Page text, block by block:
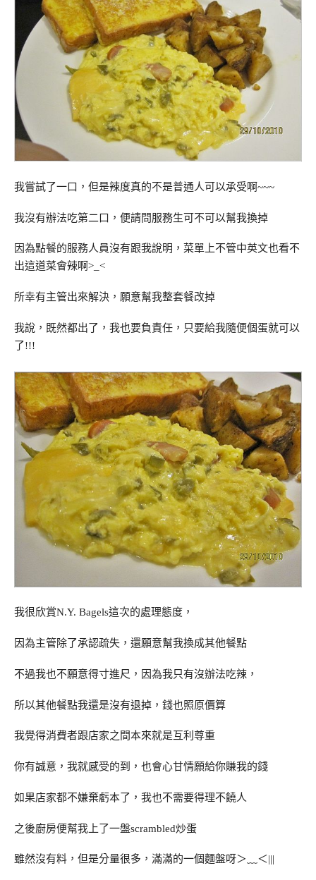
我嘗試了一口，但是辣度真的不是普通人可以承受啊~~~
我沒有辦法吃第二口，便請問服務生可不可以幫我換掉
因為點餐的服務人員沒有跟我說明，菜單上不管中英文也看不
出這道菜會辣啊>_<
所幸有主管出來解決，願意幫我整套餐改掉
我說，既然都出了，我也要負責任，只要給我隨便個蛋就可以
了!!!
我很欣賞N.Y. Bagels這次的處理態度，
因為主管除了承認疏失，還願意幫我換成其他餐點
不過我也不願意得寸進尺，因為我只有沒辦法吃辣，
所以其他餐點我還是沒有退掉，錢也照原價算
我覺得消費者跟店家之間本來就是互利尊重
你有誠意，我就感受的到，也會心甘情願給你賺我的錢
如果店家都不嫌棄虧本了，我也不需要得理不饒人
之後廚房便幫我上了一盤scrambled炒蛋
雖然沒有料，但是分量很多，滿滿的一個麵盤呀＞﹏＜|||